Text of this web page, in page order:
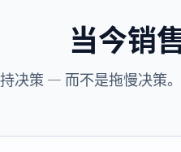
当今销
决策 — 而不是拖慢决策